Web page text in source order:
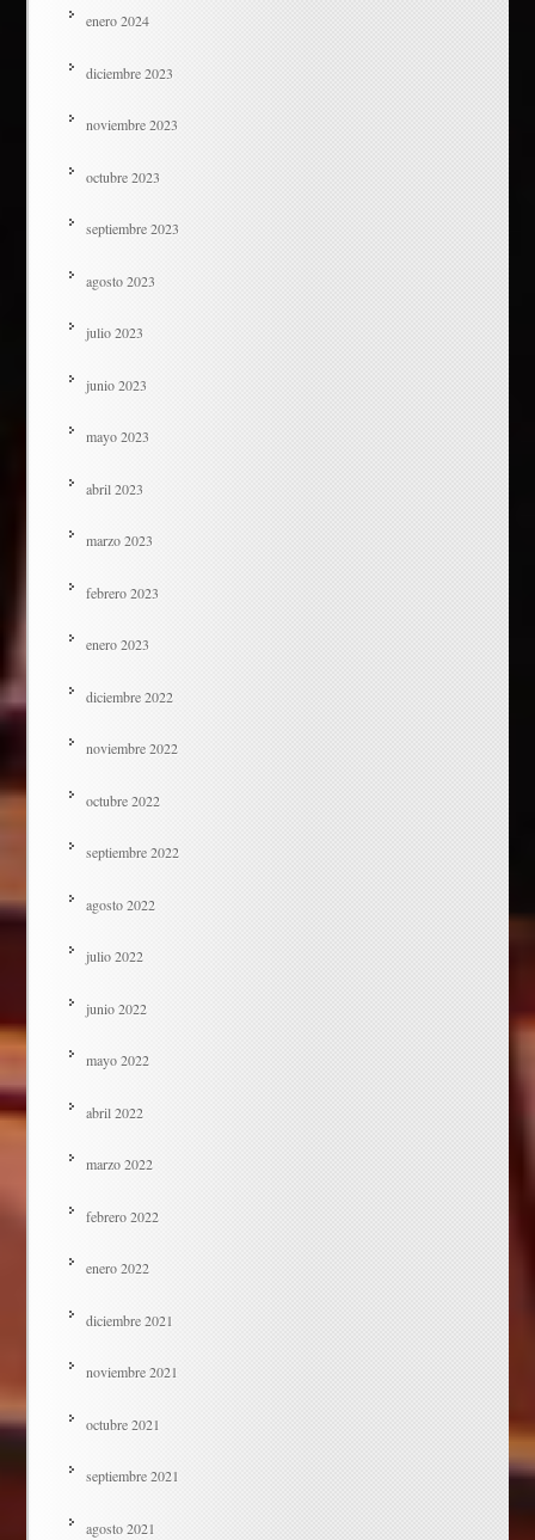
enero 2024
diciembre 2023
noviembre 2023
octubre 2023
septiembre 2023
agosto 2023
julio 2023
junio 2023
mayo 2023
abril 2023
marzo 2023
febrero 2023
enero 2023
diciembre 2022
noviembre 2022
octubre 2022
septiembre 2022
agosto 2022
julio 2022
junio 2022
mayo 2022
abril 2022
marzo 2022
febrero 2022
enero 2022
diciembre 2021
noviembre 2021
octubre 2021
septiembre 2021
agosto 2021